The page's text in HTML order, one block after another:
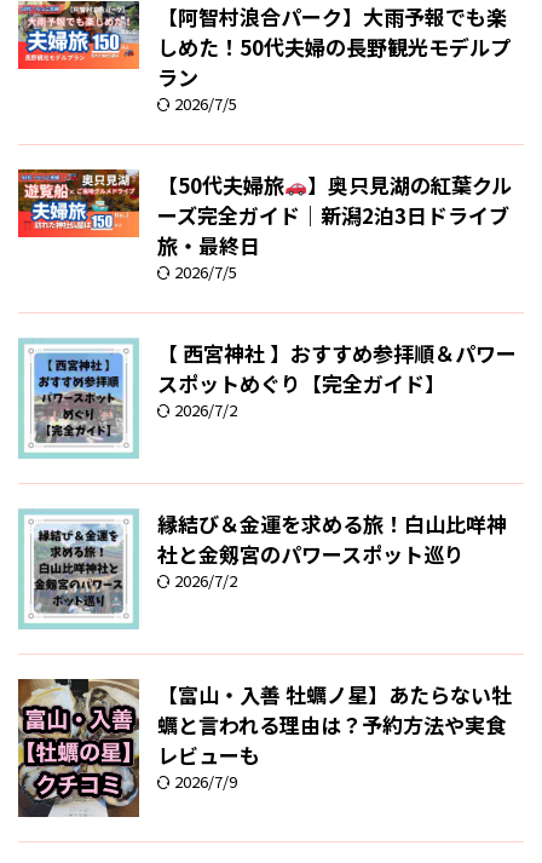
【阿智村浪合パーク】大雨予報でも楽
しめた！50代夫婦の長野観光モデルプ
ラン
2026/7/5
【50代夫婦旅
】奥只見湖の紅葉クル
ーズ完全ガイド｜新潟2泊3日ドライブ
旅・最終日
2026/7/5
【 西宮神社 】おすすめ参拝順＆パワー
スポットめぐり【完全ガイド】
2026/7/2
縁結び＆金運を求める旅！白山比咩神
社と金剱宮のパワースポット巡り
2026/7/2
【富山・入善 牡蠣ノ星】あたらない牡
蠣と言われる理由は？予約方法や実食
レビューも
2026/7/9